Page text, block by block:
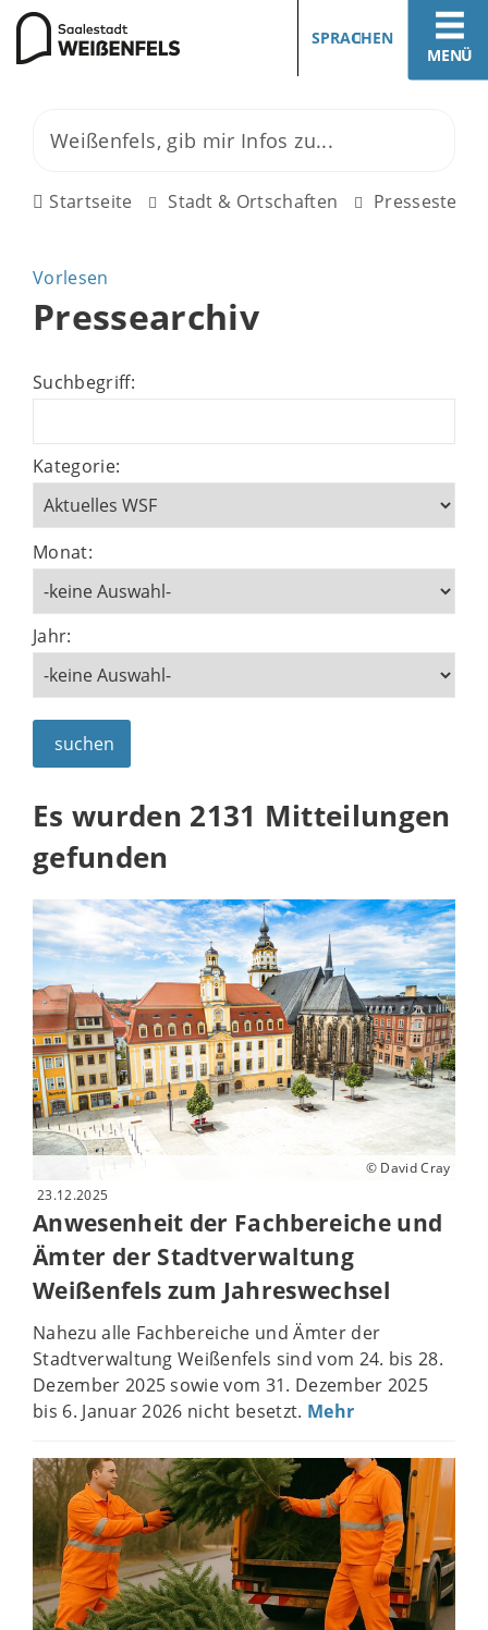
MENÜ
SPRACHEN
Startseite Stadt & Ortschaften Pressestelle
Vorlesen
Pressearchiv
Suchbegriff:
Kategorie:
Monat:
Jahr:
suchen
Es wurden 2131 Mitteilungen
gefunden
© David Cray
23.12.2025
Anwesenheit der Fachbereiche und
Ämter der Stadtverwaltung
Weißenfels zum Jahreswechsel
Nahezu alle Fachbereiche und Ämter der
Stadtverwaltung Weißenfels sind vom 24. bis 28.
Dezember 2025 sowie vom 31. Dezember 2025
bis 6. Januar 2026 nicht besetzt. Mehr